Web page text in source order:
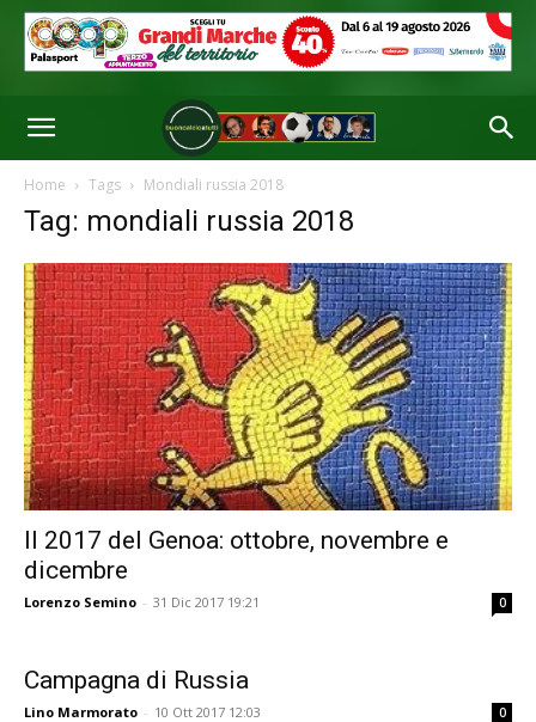
Home Tags Mondiali russia 2018
Tag: mondiali russia 2018
Il 2017 del Genoa: ottobre, novembre e
dicembre
Lorenzo Semino - 31 Dic 2017 19:21 0
Campagna di Russia
Lino Marmorato - 10 Ott 2017 12:03 0